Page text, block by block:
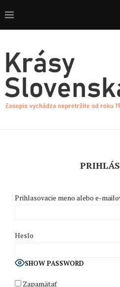
Prihlasovacie meno alebo e-
Heslo
SHOW PASSWORD
Zapamätať